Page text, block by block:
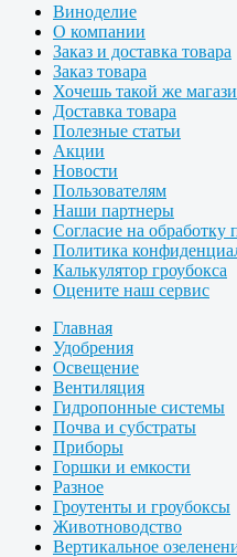
Виноделие
О компании
Заказ и доставка товара
Заказ товара
Хочешь такой же
Доставка товара
Полезные статьи
Акции
Новости
Пользователям
Наши партнеры
Согласие на
Политика
Калькулятор гроубокса
Оцените наш сервис
Главная
Удобрения
Освещение
Вентиляция
Гидропонные системы
Почва и субстраты
Приборы
Горшки и емкости
Разное
Гроутенты и гроубоксы
Животноводство
Вертикальное